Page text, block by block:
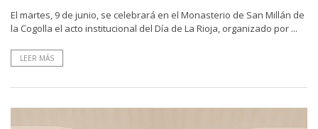
El martes, 9 de junio, se celebrará en el Monasterio de San Millán de
la Cogolla el acto institucional del Día de La Rioja, organizado por ...
LEER MÁS